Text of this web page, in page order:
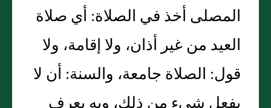
المصلى أخذ في الصلاة: أي صلاة
العيد من غير أذان، ولا إقامة، ولا
قول: الصلاة جامعة، والسنة: أن لا